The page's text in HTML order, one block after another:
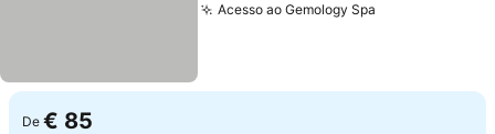
Acesso ao Gemology Spa
De € 85